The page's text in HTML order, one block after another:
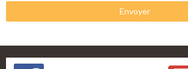
Envoyer